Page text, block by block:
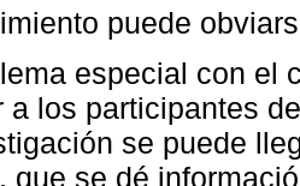
puede
especial con el
a los participantes
se puede
que se dé